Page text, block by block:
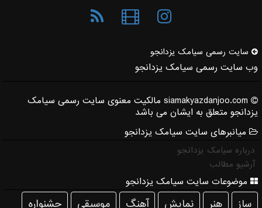
سایت رسمی سیامك یزدانجو
وب سایت رسمی سیامک یزدانجو
siamakyazdanjoo.com مالکیت معنوی سایت رسمی سیامک
یزدانجو متعلق به ایشان می باشد
میانبرهای سایت سیامک یزدانجو
درباره سیامک یزدانجو
آرشیو مطالب
موضوعات سایت سیامک یزدانجو
ساز هنر نمایش آهنگ موسیقی جشنواره